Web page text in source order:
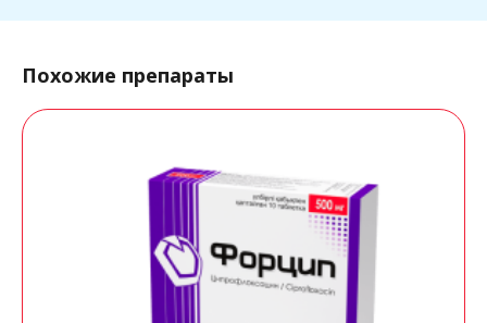
Похожие препараты